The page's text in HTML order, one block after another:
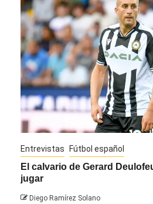
Entrevistas Fútbol español
El calvario de Gerard
jugar
Diego Ramírez Solano